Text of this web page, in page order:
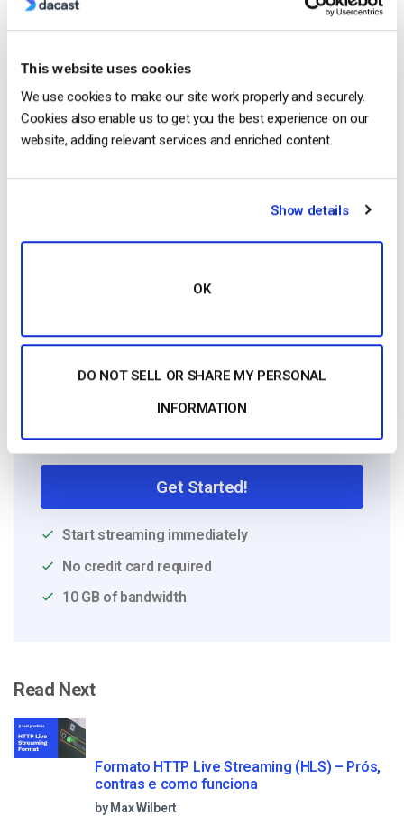
This website uses cookies
We use cookies to make our site work properly and securely.
Cookies also enable us to get you the best experience on our
website, adding relevant services and enriched content.
Show details
OK
DO NOT SELL OR SHARE MY PERSONAL
INFORMATION
Jose Guevara
Onboarding team and started working with
the company in 2016. He has vast
service/engagement and live streaming
Free 14-Day Trial
Get Started!
Start streaming immediately
No credit card required
10 GB of bandwidth
Read Next
Formato HTTP Live Streaming (HLS) – Prós,
contras e como funciona
by Max Wilbert